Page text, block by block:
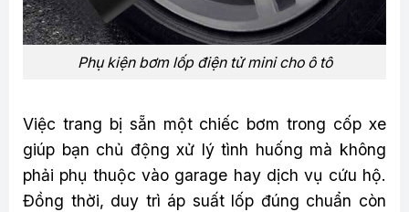
Phụ kiện bơm lốp điện tử mini cho ô tô
Việc trang bị sẵn một chiếc bơm trong cốp xe
giúp bạn chủ động xử lý tình huống mà không
phải phụ thuộc vào garage hay dịch vụ cứu hộ.
Đồng thời, duy trì áp suất lốp đúng chuẩn còn